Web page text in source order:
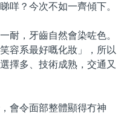
咩？今次不如一齊傾下。
，牙齒自然會染咗色。
容系最好嘅化妝」，所以
擇多、技術成熟，交通又
會令面部整體顯得冇神